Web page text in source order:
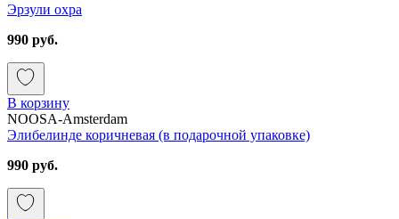
Эрзули охра
990 руб.
В корзину
NOOSA-Amsterdam
Элибелинде коричневая (в подарочной упаковке)
990 руб.